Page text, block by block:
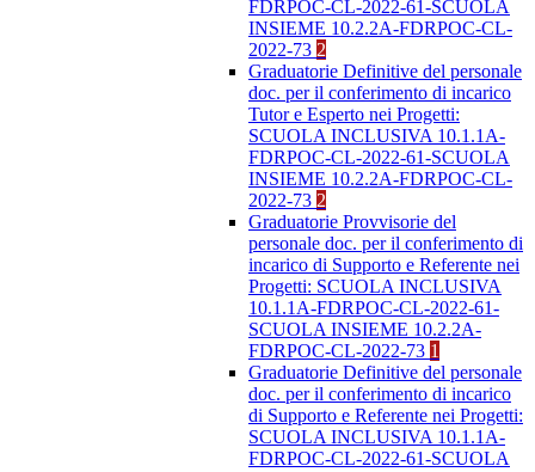
FDRPOC-CL-2022-61-SCUOLA
INSIEME 10.2.2A-FDRPOC-CL-
2022-73 2
Graduatorie Definitive del personale
doc. per il conferimento di incarico
Tutor e Esperto nei Progetti:
SCUOLA INCLUSIVA 10.1.1A-
FDRPOC-CL-2022-61-SCUOLA
INSIEME 10.2.2A-FDRPOC-CL-
2022-73 2
Graduatorie Provvisorie del
personale doc. per il conferimento di
incarico di Supporto e Referente nei
Progetti: SCUOLA INCLUSIVA
10.1.1A-FDRPOC-CL-2022-61-
SCUOLA INSIEME 10.2.2A-
FDRPOC-CL-2022-73 1
Graduatorie Definitive del personale
doc. per il conferimento di incarico
di Supporto e Referente nei Progetti:
SCUOLA INCLUSIVA 10.1.1A-
FDRPOC-CL-2022-61-SCUOLA